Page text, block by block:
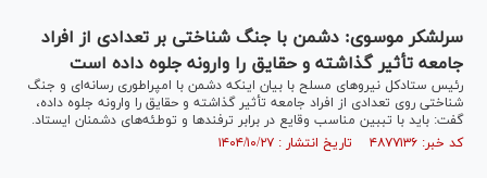
سرلشکر موسوی: دشمن با جنگ شناختی بر تعدادی از افراد
جامعه تأثیر گذاشته و حقایق را وارونه جلوه داده است
رئیس ستادکل نیرو‌های مسلح با بیان اینکه دشمن با امپراطوری رسانه‌ای و جنگ
شناختی روی تعدادی از افراد جامعه تأثیر گذاشته و حقایق را وارونه جلوه داده،
گفت: باید با تببین مناسب وقایع در برابر ترفند‌ها و توطئه‌های دشمنان ایستاد.
کد خبر: ۴۸۷۷۱۳۶ تاریخ انتشار : ۱۴۰۴/۱۰/۲۷